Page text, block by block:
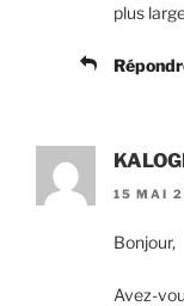
plus
15 MAI
Bonjour,
Avez-